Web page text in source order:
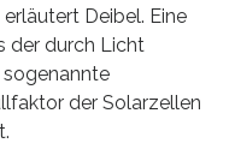
Deibel. Eine
der durch Licht
der Solarzellen